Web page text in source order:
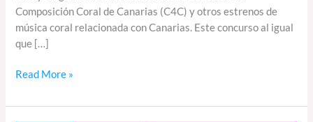
Composición Coral de Canarias (C4C) y otros estrenos de
música coral relacionada con Canarias. Este concurso al igual
que […]
Read More »